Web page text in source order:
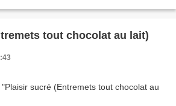
tout chocolat au lait)